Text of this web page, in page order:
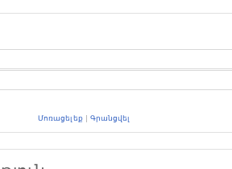
Մոռացել եք | Գրանցվել